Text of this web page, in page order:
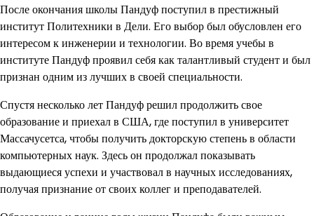
После окончания школы Пандуф поступил в престижный
институт Политехники в Дели. Его выбор был обусловлен его
интересом к инженерии и технологии. Во время учебы в
институте Пандуф проявил себя как талантливый студент и был
признан одним из лучших в своей специальности.
Спустя несколько лет Пандуф решил продолжить свое
образование и приехал в США, где поступил в университет
Массачусетса, чтобы получить докторскую степень в области
компьютерных наук. Здесь он продолжал показывать
выдающиеся успехи и участвовал в научных исследованиях,
получая признание от своих коллег и преподавателей.